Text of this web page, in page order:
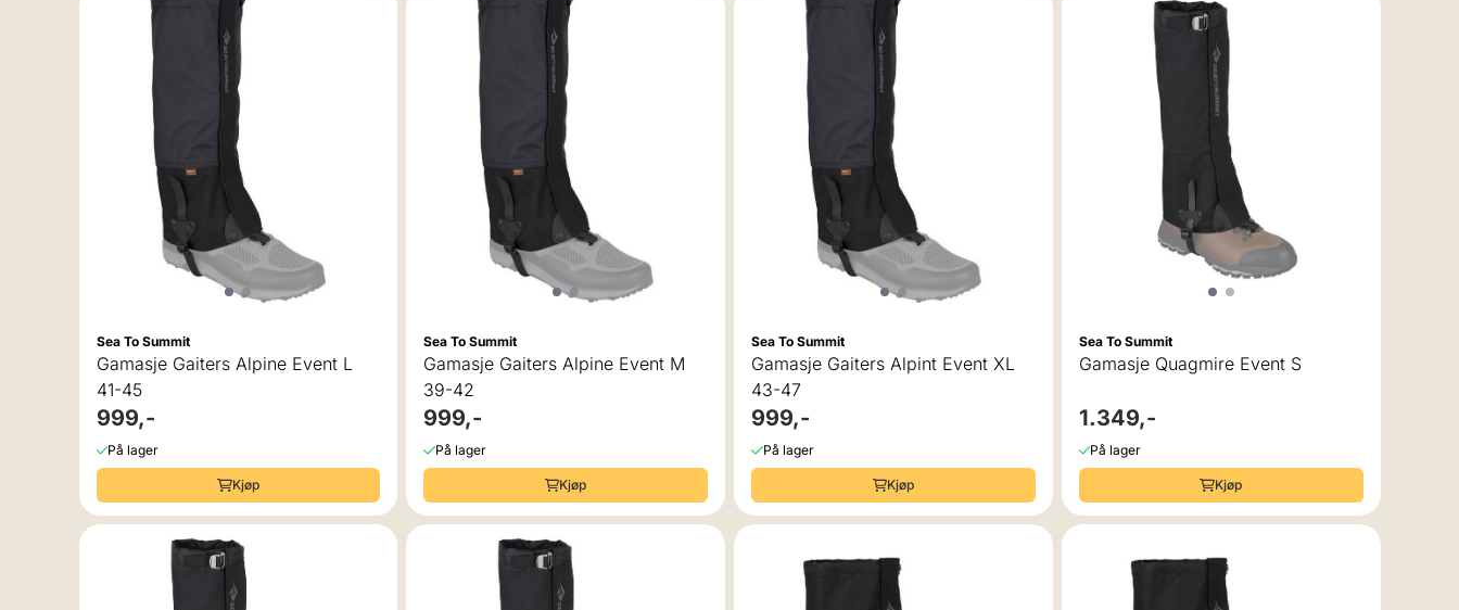
Sea To Summit
Gamasje Gaiters Alpine Event L
41-45
999,-
På lager
Kjøp
Sea To Summit
Gamasje Gaiters Alpine Event M
39-42
999,-
På lager
Kjøp
Sea To Summit
Gamasje Gaiters Alpint Event XL
43-47
999,-
På lager
Kjøp
Sea To Summit
Gamasje Quagmire Event S
1.349,-
På lager
Kjøp